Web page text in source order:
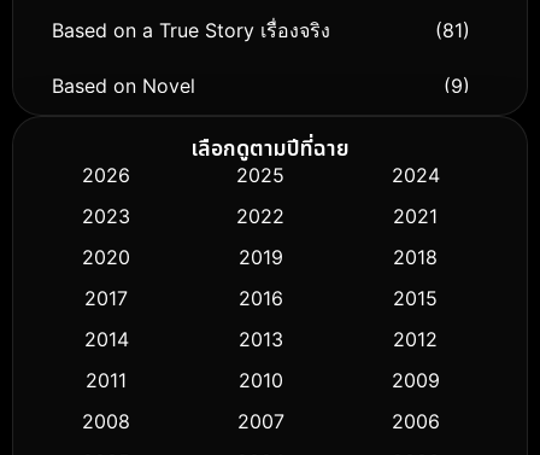
Based on a True Story เรื่องจริง (81)
Based on Novel (9)
Biography ชีวิตจริง
Classic หนังคลาสสิก (50)
Comedy ตลก (443)
Crime อาชญากรรม (518)
เลือกดูตามปีที่ฉาย
2026 2025
2024
2023
2022
2021
2020
2019
2018
2017
2016
2015
2014
2013
2012
2011
2010
2009
2008
2007
2006